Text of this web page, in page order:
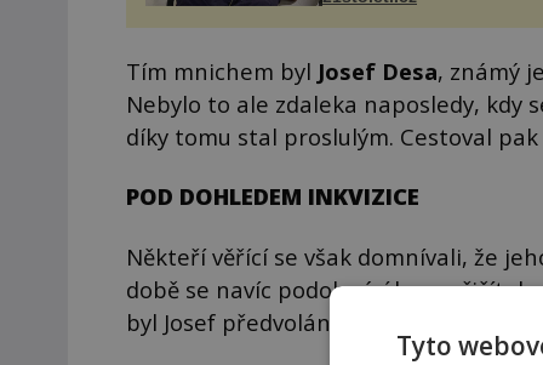
vhodný k dostatečně
Tím mnichem byl Josef Desa, známý
Nebylo to ale zdaleka naposledy, kdy
díky tomu stal proslulým. Cestoval
POD DOHLEDEM INKVIZICE
Někteří věřící se však domnívali, že
době se navíc podobné úkazy
byl Josef předvolán před papeže.
Tyto